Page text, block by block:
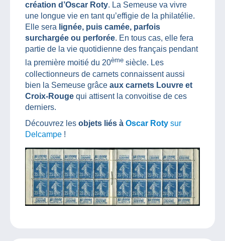
création d’Oscar Roty. La Semeuse va vivre
une longue vie en tant qu’effigie de la philatélie.
Elle sera lignée, puis camée, parfois
surchargée ou perforée. En tous cas, elle fera
partie de la vie quotidienne des français pendant
la première moitié du 20ème siècle. Les
collectionneurs de carnets connaissent aussi
bien la Semeuse grâce aux carnets Louvre et
Croix-Rouge qui attisent la convoitise de ces
derniers.
Découvrez les objets liés à Oscar Roty sur
Delcampe !